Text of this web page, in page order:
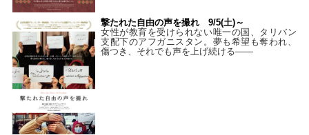
撃たれた自由の声を撮れ 9/5(土)～
女性が教育を受けられない唯一の国、タリバン
支配下のアフガニスタン。夢も希望も奪われ、
傷つき、それでも声を上げ続ける——